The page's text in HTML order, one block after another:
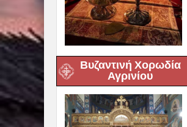
Βυζαντινή Χορωδία
Αγρινίου